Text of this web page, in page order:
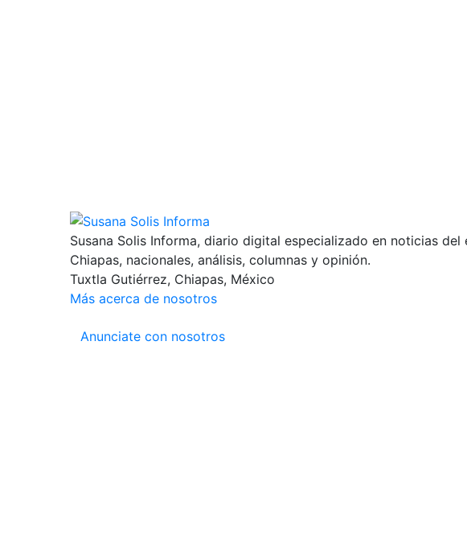
Susana Solis Informa, diario digital especializado en noticias del
Chiapas, nacionales, análisis, columnas y opinión.
Tuxtla Gutiérrez, Chiapas, México
Más acerca de nosotros
Anunciate con nosotros